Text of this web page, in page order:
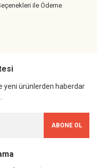
ile Ödeme
yeni ürünlerden haberdar
ABONE OL